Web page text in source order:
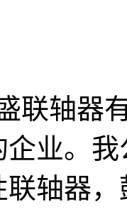
联轴器
业。
轴器